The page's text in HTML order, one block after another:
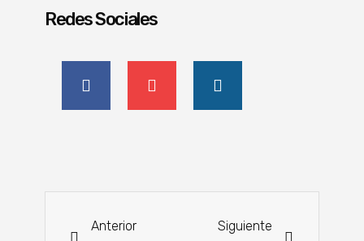
Redes Sociales
Anterior Siguiente